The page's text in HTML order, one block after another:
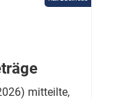
mitteilte,